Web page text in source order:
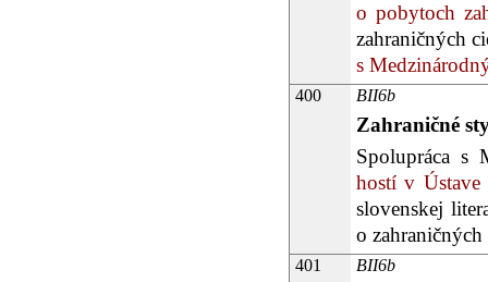
o pobytoch
zahraničných
s
400 BII6b
Zahraničné
Spolupráca s
hostí v Ústave
slovenskej
o
401 BII6b